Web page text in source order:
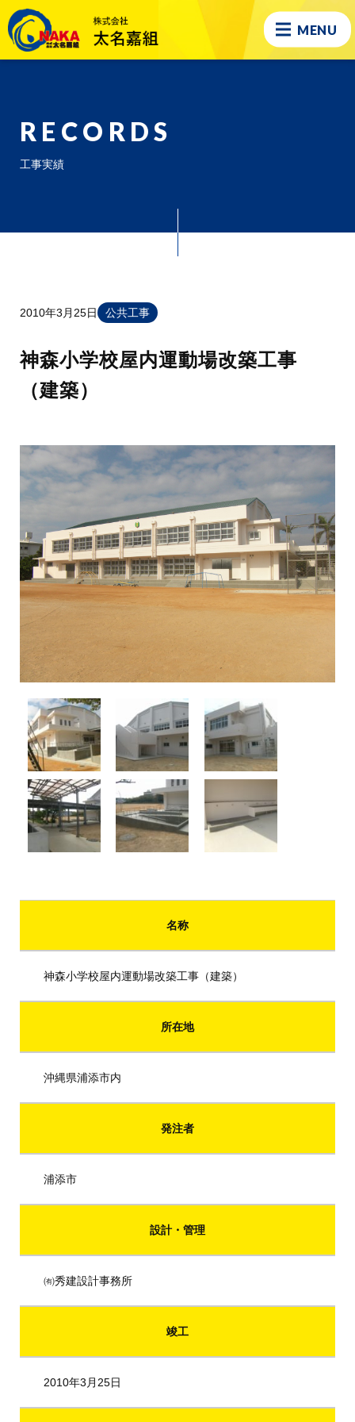
MENU
RECORDS
工事実績
2010年3月25日 公共工事
神森小学校屋内運動場改築工事
（建築）
名称
神森小学校屋内運動場改築工事（建築）
所在地
沖縄県浦添市内
発注者
浦添市
設計・管理
㈲秀建設計事務所
竣工
2010年3月25日